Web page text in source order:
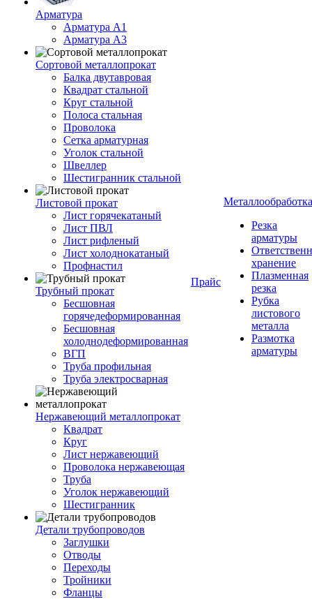
Арматура
Арматура A1
Арматура А3
Сортовой металлопрокат
Балка двутавровая
Квадрат стальной
Круг стальной
Полоса стальная
Проволока
Сетка арматурная
Уголок стальной
Швеллер
Шестигранник стальной
Листовой прокат
Лист горячекатаный
Лист ПВЛ
Лист рифленый
Лист холоднокатаный
Профнастил
Трубный прокат
Бесшовная
горячедеформированная
Бесшовная
холоднодеформированная
ВГП
Труба профильная
Труба электросварная
Нержавеющий металлопрокат
Квадрат
Круг
Лист нержавеющий
Проволока нержавеющая
Труба
Уголок нержавеющий
Шестигранник
Детали трубопроводов
Заглушки
Отводы
Переходы
Тройники
Фланцы
Прайс
Металлообработка
Резка
арматуры
хранение
Плазменная
резка
Рубка
листового
металла
Размотка
арматуры